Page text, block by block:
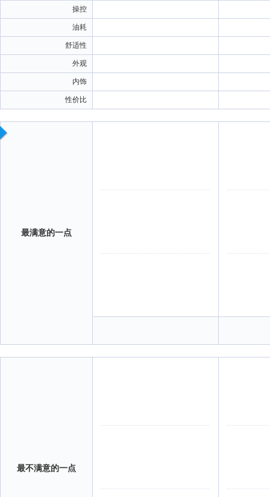
操控
油耗
舒适性
外观
内饰
性价比
最满意的一点
最不满意的一点